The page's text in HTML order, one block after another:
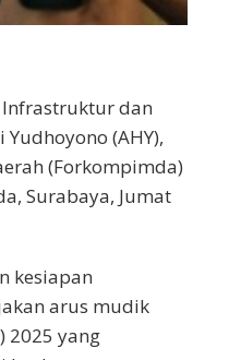
Infrastruktur dan
(AHY),
(Forkompimda)
Surabaya, Jumat
kesiapan
arus mudik
2025 yang